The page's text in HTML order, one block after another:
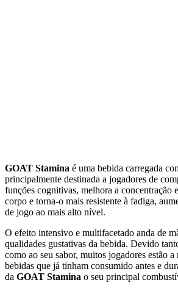
GOAT Stamina é uma bebida carregada
principalmente destinada a jogadores de
funções cognitivas, melhora a concentração
corpo e torna-o mais resistente à fadiga,
de jogo ao mais alto nível.
O efeito intensivo e multifacetado anda de
qualidades gustativas da bebida. Devido
como ao seu sabor, muitos jogadores estão
bebidas que já tinham consumido antes e
da GOAT Stamina o seu principal